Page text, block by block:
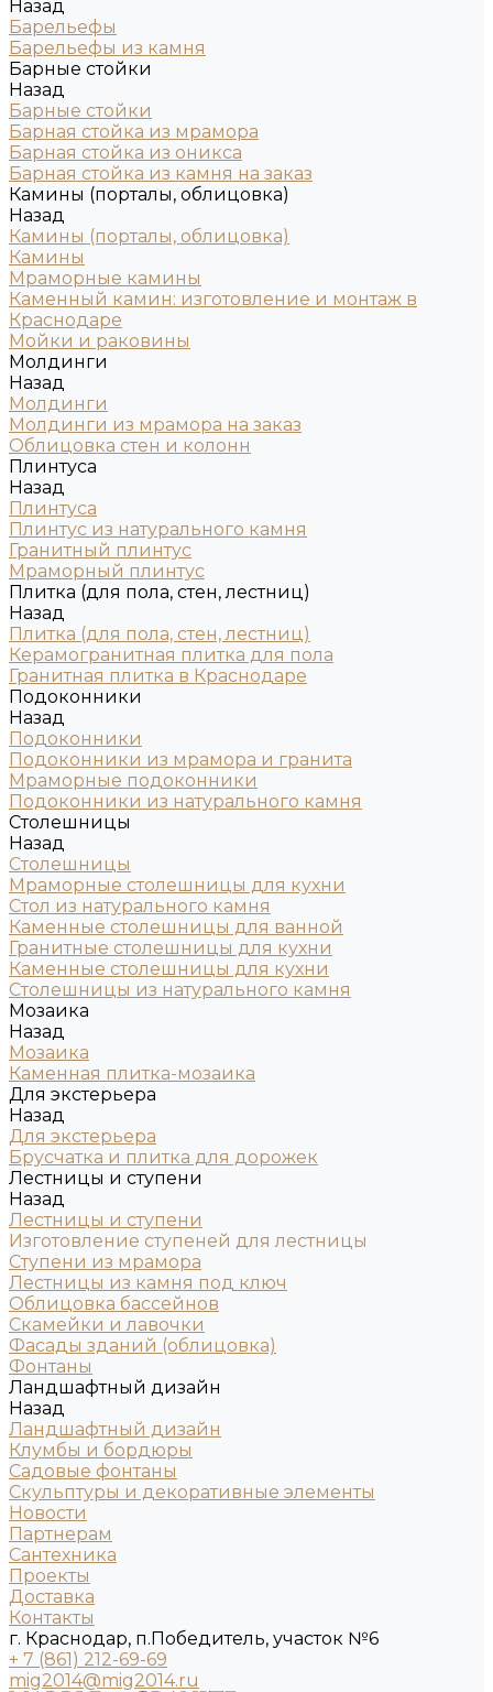
Назад
Барельефы
Барельефы из камня
Барные стойки
Назад
Барные стойки
Барная стойка из мрамора
Барная стойка из оникса
Барная стойка из камня на заказ
Камины (порталы, облицовка)
Назад
Камины (порталы, облицовка)
Камины
Мраморные камины
Каменный камин: изготовление и монтаж в
Краснодаре
Мойки и раковины
Молдинги
Назад
Молдинги
Молдинги из мрамора на заказ
Облицовка стен и колонн
Плинтуса
Назад
Плинтуса
Плинтус из натурального камня
Гранитный плинтус
Мраморный плинтус
Плитка (для пола, стен, лестниц)
Назад
Плитка (для пола, стен, лестниц)
Керамогранитная плитка для пола
Гранитная плитка в Краснодаре
Подоконники
Назад
Подоконники
Подоконники из мрамора и гранита
Мраморные подоконники
Подоконники из натурального камня
Столешницы
Назад
Столешницы
Мраморные столешницы для кухни
Стол из натурального камня
Каменные столешницы для ванной
Гранитные столешницы для кухни
Каменные столешницы для кухни
Столешницы из натурального камня
Мозаика
Назад
Мозаика
Каменная плитка-мозаика
Для экстерьера
Назад
Для экстерьера
Брусчатка и плитка для дорожек
Лестницы и ступени
Назад
Лестницы и ступени
Изготовление ступеней для лестницы
Ступени из мрамора
Лестницы из камня под ключ
Облицовка бассейнов
Скамейки и лавочки
Фасады зданий (облицовка)
Фонтаны
Ландшафтный дизайн
Назад
Ландшафтный дизайн
Клумбы и бордюры
Садовые фонтаны
Скульптуры и декоративные элементы
Новости
Партнерам
Сантехника
Проекты
Доставка
Контакты
г. Краснодар, п.Победитель, участок №6
+ 7 (861) 212-69-69
mig2014@mig2014.ru